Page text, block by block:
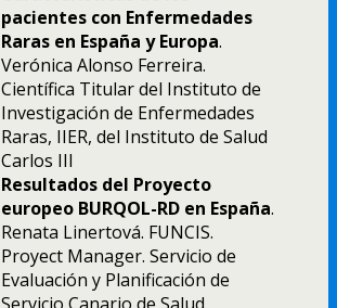
pacientes con Enfermedades
Raras en España y Europa.
Verónica Alonso Ferreira.
Científica Titular del Instituto de
Investigación de Enfermedades
Raras, IIER, del Instituto de Salud
Carlos III
Resultados del Proyecto
europeo BURQOL-RD en España.
Renata Linertová. FUNCIS.
Proyect Manager. Servicio de
Evaluación y Planificación de